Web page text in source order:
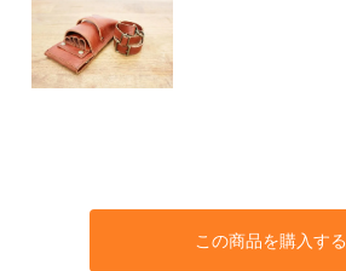
この商品を購入する